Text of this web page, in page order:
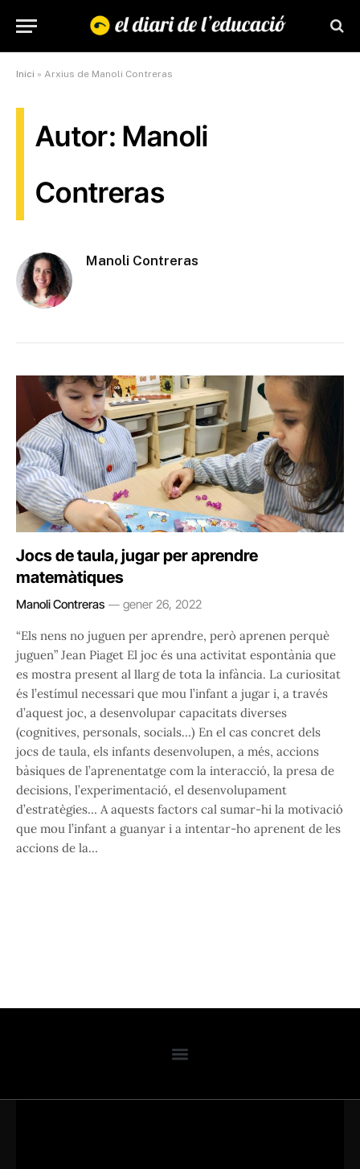
Inici » Arxius de Manoli Contreras
Autor: Manoli
Contreras
Manoli Contreras
Jocs de taula, jugar per aprendre
matemàtiques
Manoli Contreras gener 26, 2022
“Els nens no juguen per aprendre, però aprenen perquè
juguen” Jean Piaget El joc és una activitat espontània que
es mostra present al llarg de tota la infància. La curiositat
és l’estímul necessari que mou l’infant a jugar i, a través
d’aquest joc, a desenvolupar capacitats diverses
(cognitives, personals, socials…) En el cas concret dels
jocs de taula, els infants desenvolupen, a més, accions
bàsiques de l’aprenentatge com la interacció, la presa de
decisions, l’experimentació, el desenvolupament
d’estratègies… A aquests factors cal sumar-hi la motivació
que mou l’infant a guanyar i a intentar-ho aprenent de les
accions de la…